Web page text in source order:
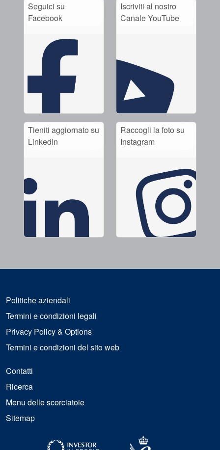
Seguici su
Facebook
Iscriviti al nostro
Canale YouTube
Tieniti aggiornato su
LinkedIn
Raccogli la foto su
Instagram
Politiche aziendali
Termini e condizioni legali
Privacy Policy & Options
Termini e condizioni del sito web
Contatti
Ricerca
Menu delle scorciatoie
Sitemap